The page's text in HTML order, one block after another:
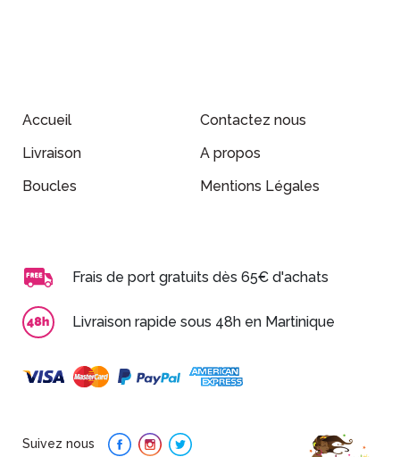
Accueil
Contactez nous
Livraison
A propos
Boucles
Mentions Légales
Frais de port gratuits dès 65€ d'achats
Livraison rapide sous 48h en Martinique
Suivez nous